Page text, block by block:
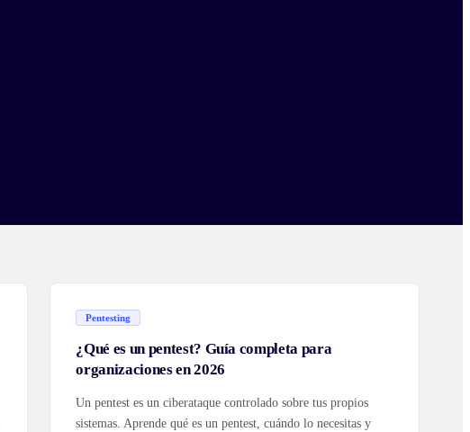
Pentesting
¿Qué es un pentest? Guía completa para
organizaciones en 2026
Un pentest es un ciberataque controlado sobre tus propios
sistemas. Aprende qué es un pentest, cuándo lo necesitas y